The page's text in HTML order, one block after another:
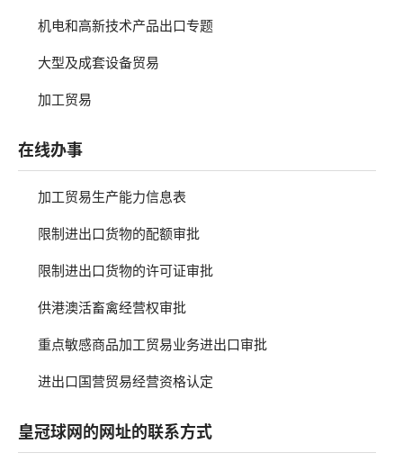
机电和高新技术产品出口专题
大型及成套设备贸易
加工贸易
在线办事
加工贸易生产能力信息表
限制进出口货物的配额审批
限制进出口货物的许可证审批
供港澳活畜禽经营权审批
重点敏感商品加工贸易业务进出口审批
进出口国营贸易经营资格认定
皇冠球网的网址的联系方式